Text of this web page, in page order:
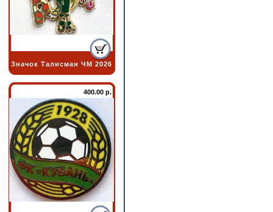
Значок Талисман ЧМ 2026
400.00 р.